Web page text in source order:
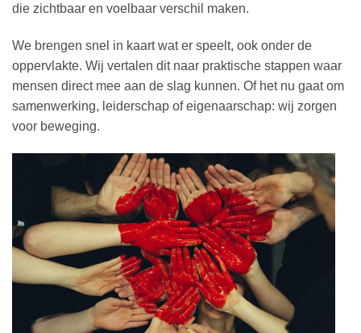
die zichtbaar en voelbaar verschil maken.
We brengen snel in kaart wat er speelt, ook onder de
oppervlakte. Wij vertalen dit naar praktische stappen waar
mensen direct mee aan de slag kunnen. Of het nu gaat om
samenwerking, leiderschap of eigenaarschap: wij zorgen
voor beweging.